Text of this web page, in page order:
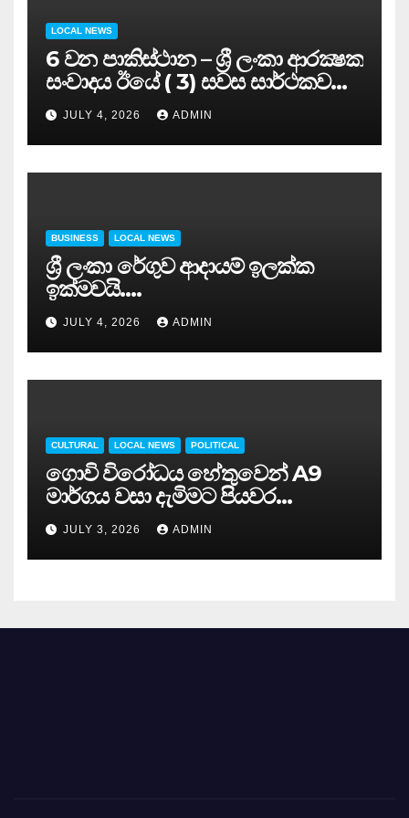
LOCAL NEWS
6 වන පාකිස්ථාන – ශ්‍රී ලංකා ආරක්‍ෂක
සංවාදය ඊයේ ( 3) සවස සාර්ථකව
අවසන් කරයි..
JULY 4, 2026 ADMIN
BUSINESS LOCAL NEWS
ශ්‍රී ලංකා රේගුව ආදායම් ඉලක්ක
ඉක්මවයි….
JULY 4, 2026 ADMIN
CULTURAL LOCAL NEWS POLITICAL
ගොවි විරෝධය හේතුවෙන් A9
මාර්ගය වසා දැමිමට පියවර…
JULY 3, 2026 ADMIN